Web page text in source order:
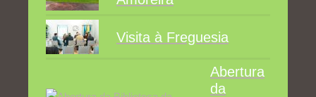
Visita à Freguesia
Abertura
da